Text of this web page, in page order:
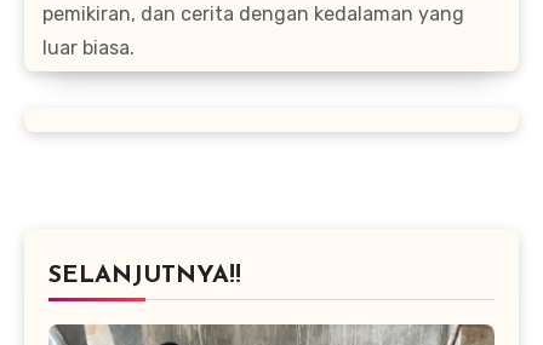
pemikiran, dan cerita dengan kedalaman yang
luar biasa.
SELANJUTNYA!!